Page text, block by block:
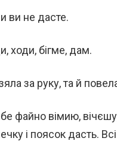
ви не дасте.
ходи, бігме, дам.
за руку, та й
файно вімию,
і поясок дасть.